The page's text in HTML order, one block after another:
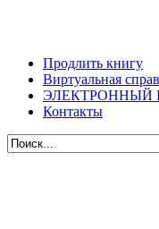
Продлить книгу
Виртуальная
ЭЛЕКТРОННЫЙ
Контакты